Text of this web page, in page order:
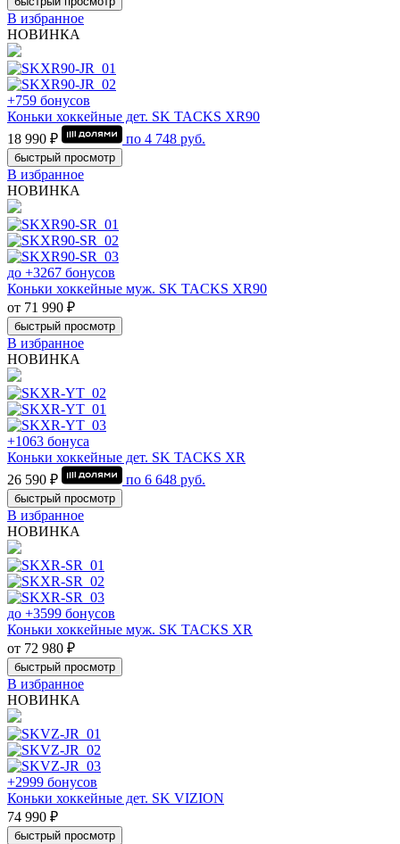
В избранное
НОВИНКА
+759 бонусов
Коньки хоккейные дет. SK TACKS XR90
18 990 ₽
по 4 748 руб.
быстрый просмотр
В избранное
НОВИНКА
до +3267 бонусов
Коньки хоккейные муж. SK TACKS XR90
от 71 990 ₽
быстрый просмотр
В избранное
НОВИНКА
+1063 бонуса
Коньки хоккейные дет. SK TACKS XR
26 590 ₽
по 6 648 руб.
быстрый просмотр
В избранное
НОВИНКА
до +3599 бонусов
Коньки хоккейные муж. SK TACKS XR
от 72 980 ₽
быстрый просмотр
В избранное
НОВИНКА
+2999 бонусов
Коньки хоккейные дет. SK VIZION
74 990 ₽
быстрый просмотр